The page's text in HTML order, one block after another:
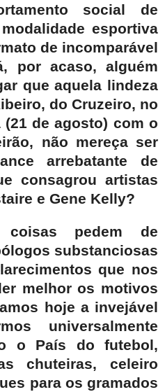
social de
esportiva
de incomparável
por acaso, alguém
que aquela lindeza
do Cruzeiro, no
de agosto) com o
não mereça ser
arrebatante de
consagrou artistas
e Gene Kelly?
pedem de
substanciosas
que nos
melhor os motivos
hoje a invejável
universalmente
o País do futebol,
chuteiras, celeiro
para os gramados